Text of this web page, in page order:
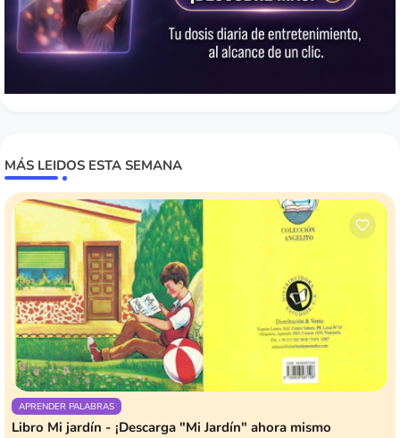
MÁS LEIDOS ESTA SEMANA
APRENDER PALABRAS
Libro Mi jardín - ¡Descarga "Mi Jardín" ahora mismo